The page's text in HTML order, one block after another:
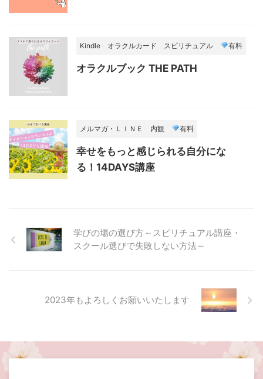
Kindle オラクルカード スピリチュアル 有料
オラクルブック THE PATH
メルマガ・ＬＩＮＥ 内観 有料
幸せをもっと感じられる自分にな
る！14DAYS講座
学びの場の選び方～スピリチュアル講座・
スクール選びで失敗しない方法～
2023年もよろしくお願いいたします